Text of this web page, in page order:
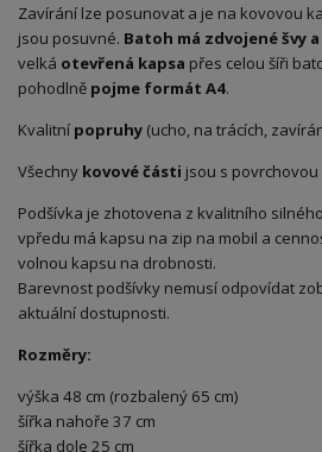
Zavírání lze posunovat a je na kovovou
jsou posuvné. Batoh má zdvojené švy
velká otevřená kapsa přes celou šíři
pohodlně pojme formát A4.
Kvalitní popruhy (ucho, na trácích,
Všechny kovové části jsou s
Podšívka je zhotovena z kvalitního
vpředu má kapsu na zip na mobil a
volnou kapsu na drobnosti.
Barevnost podšívky nemusí odpovídat
aktuální dostupnosti.
Rozměry:
výška 48 cm (rozbalený 65 cm)
šířka nahoře 37 cm
šířka dole 25 cm